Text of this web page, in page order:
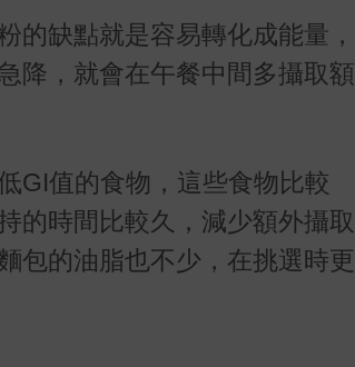
的缺點就是容易轉化成能量，
降，就會在午餐中間多攝取額
GI值的食物，這些食物比較
的時間比較久，減少額外攝取
包的油脂也不少，在挑選時更